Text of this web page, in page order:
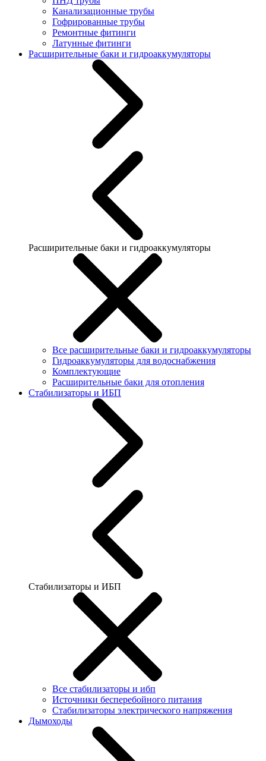
Канализационные трубы
Гофрированные трубы
Ремонтные фитинги
Латунные фитинги
Расширительные баки и гидроаккумуляторы
Расширительные баки и гидроаккумуляторы
Все расширительные баки и гидроаккумуляторы
Гидроаккумуляторы для водоснабжения
Комплектующие
Расширительные баки для отопления
Стабилизаторы и ИБП
Стабилизаторы и ИБП
Все стабилизаторы и ибп
Источники бесперебойного питания
Стабилизаторы электрического напряжения
Дымоходы